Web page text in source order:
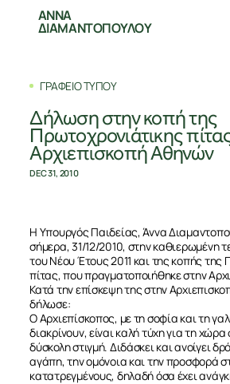
ΑΝΝΑ
ΔΙΑΜΑΝΤΟΠΟΥΛΟΥ
ΓΡΑΦΕΙΟ ΤΥΠΟΥ
Δήλωση στην κοπή της
Πρωτοχρονιάτικης
Αρχιεπισκοπή Αθηνών
DEC 31, 2010
Η Υπουργός Παιδείας, Άννα
σήμερα, 31/12/2010, στην καθιερωμένη
του Νέου Έτους 2011 και της κοπής της
πίτας, που πραγματοποιήθηκε στην
Κατά την επίσκεψη της στην
δήλωσε:
Ο Αρχιεπίσκοπος, με τη σοφία και τη
διακρίνουν, είναι καλή τύχη για τη χώρα
δύσκολη στιγμή. Διδάσκει και ανοίγει
αγάπη, την ομόνοια και την προσφορά
κατατρεγμένους, δηλαδή όσα έχει